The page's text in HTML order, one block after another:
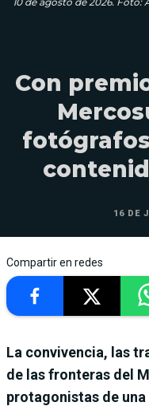
Con
16 DE
Compartir en redes
La convivencia, las
de las fronteras del
protagonistas de